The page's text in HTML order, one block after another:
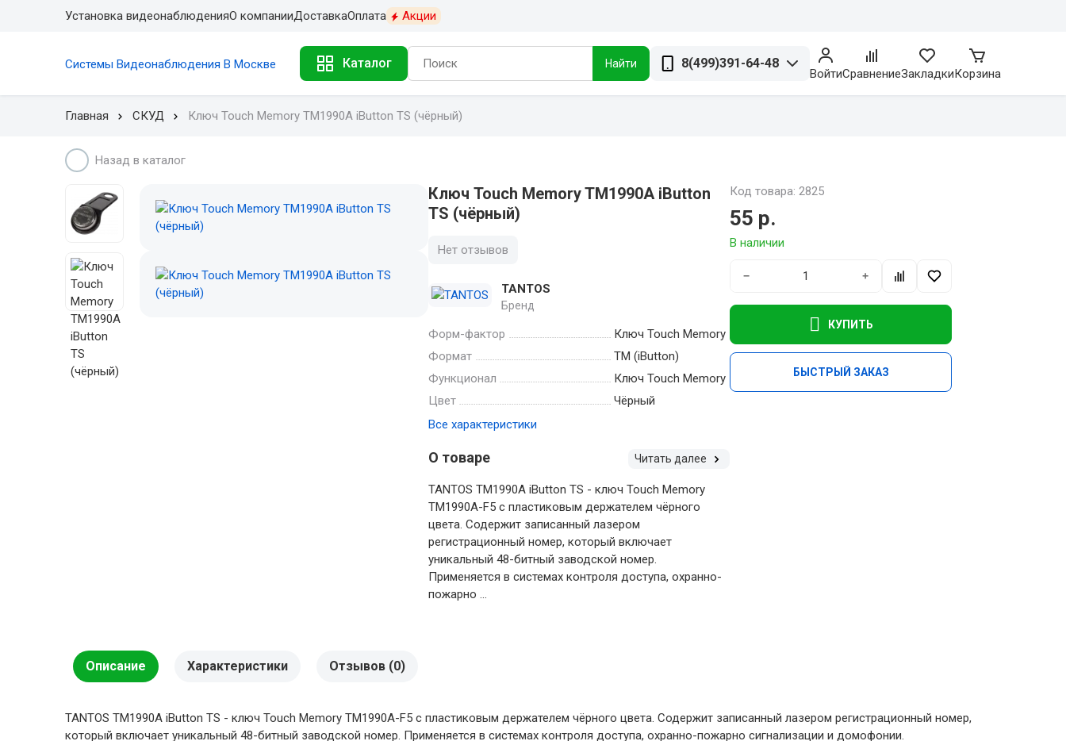
Установка видеонаблюденияО компанииДоставкаОплата Акции
Системы Видеонаблюдения В Москве Каталог Найти 8(499)391-64-48
ВойтиСравнениеЗакладкиКорзина
Главная СКУД Ключ Touch Memory TM1990A iButton TS (чёрный)
Назад в каталог
Ключ Touch Memory TM1990A iButton
TS (чёрный)
Нет отзывов
TANTOS
Бренд
Форм-фактор
Ключ Touch Memory
Формат
TM (iButton)
Функционал
Ключ Touch Memory
Цвет
Чёрный
Все характеристики
О товаре Читать далее
TANTOS TM1990A iButton TS - ключ Touch Memory
TM1990A-F5 с пластиковым держателем чёрного
цвета. Cодержит записанный лазером
регистрационный номер, который включает
уникальный 48-битный заводской номер.
Применяется в системах контроля доступа, охранно-
пожарно ...
Код товара: 2825
55 р.
В наличии
− +
КУПИТЬ
БЫСТРЫЙ ЗАКАЗ
Описание Характеристики Отзывов (0)
TANTOS TM1990A iButton TS - ключ Touch Memory TM1990A-F5 с пластиковым держателем чёрного цвета. Cодержит записанный лазером регистрационный номер,
который включает уникальный 48-битный заводской номер. Применяется в системах контроля доступа, охранно-пожарно сигнализации и домофонии.